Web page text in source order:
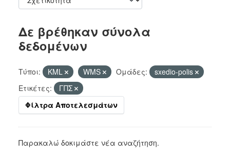
Δε βρέθηκαν σύνολα
δεδομένων
Τύποι: KML WMS Ομάδες:
sxedio-polis
Ετικέτες:
ΓΠΣ
Φίλτρα Αποτελεσμάτων
Παρακαλώ δοκιμάστε νέα αναζήτηση.